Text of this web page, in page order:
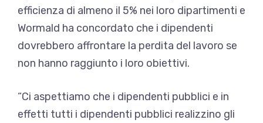
efficienza di almeno il 5% nei loro dipartimenti e
Wormald ha concordato che i dipendenti
dovrebbero affrontare la perdita del lavoro se
non hanno raggiunto i loro obiettivi.
“Ci aspettiamo che i dipendenti pubblici e in
effetti tutti i dipendenti pubblici realizzino gli